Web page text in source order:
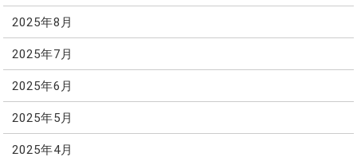
2025年8月
2025年7月
2025年6月
2025年5月
2025年4月